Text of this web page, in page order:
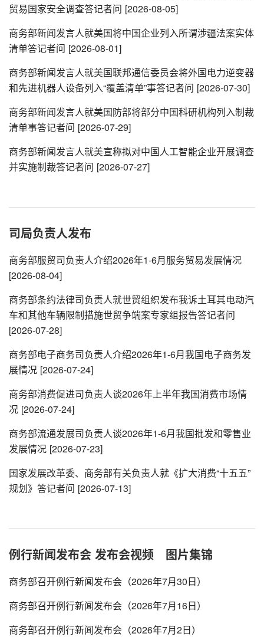
贸易国家安全调查答记者问 [2026-08-05]
商务部新闻发言人就美国将中国企业列入所谓涉疆法案实体
清单答记者问 [2026-08-01]
商务部新闻发言人就美国联邦通信委员会将外国电力逆变器
和先进机器人设备列入“覆盖清单”事答记者问 [2026-07-30]
商务部新闻发言人就美国防部将部分中国科研机构列入制裁
清单事答记者问 [2026-07-29]
商务部新闻发言人就美宣称拟对中国人工智能企业开展调查
并实施制裁答记者问 [2026-07-27]
司局负责人发布
商务部服贸司负责人介绍2026年1-6月服务贸易发展情况
[2026-08-04]
商务部条约法律司负责人就世贸组织发布我诉土耳其电动汽
车和其他车辆限制措施世贸争端案专家组报告答记者问
[2026-07-28]
商务部电子商务司负责人介绍2026年1-6月我国电子商务发
展情况 [2026-07-24]
商务部消费促进司负责人谈2026年上半年我国消费市场情
况 [2026-07-24]
商务部流通发展司负责人谈2026年1-6月我国批发和零售业
发展情况 [2026-07-23]
国家发展改革委、商务部有关负责人就《扩大消费“十五五”
规划》答记者问 [2026-07-13]
例行新闻发布会 发布会视频 图片集锦
商务部召开例行新闻发布会（2026年7月30日）
商务部召开例行新闻发布会（2026年7月16日）
商务部召开例行新闻发布会（2026年7月2日）